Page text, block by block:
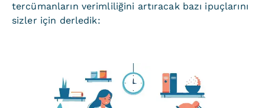
tercümanların verimliliğini artıracak bazı ipuçlarını
sizler için derledik: